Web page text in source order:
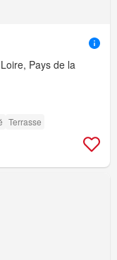
Pays de la
Terrasse